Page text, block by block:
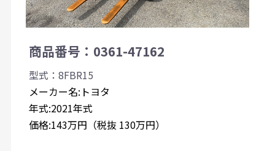
商品番号：0361-47162
型式：8FBR15
メーカー名:トヨタ
年式:2021年式
価格:143万円（税抜 130万円）